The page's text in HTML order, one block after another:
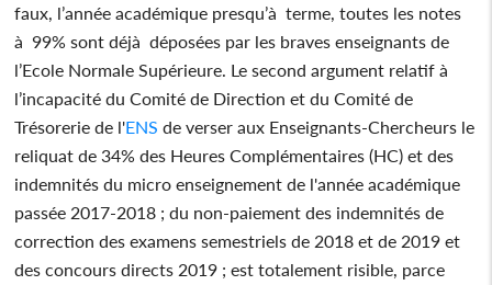
faux, l’année académique presqu’à terme, toutes les notes
à 99% sont déjà déposées par les braves enseignants de
l’Ecole Normale Supérieure. Le second argument relatif à
l’incapacité du Comité de Direction et du Comité de
Trésorerie de l'ENS de verser aux Enseignants-Chercheurs le
reliquat de 34% des Heures Complémentaires (HC) et des
indemnités du micro enseignement de l'année académique
passée 2017-2018 ; du non-paiement des indemnités de
correction des examens semestriels de 2018 et de 2019 et
des concours directs 2019 ; est totalement risible, parce